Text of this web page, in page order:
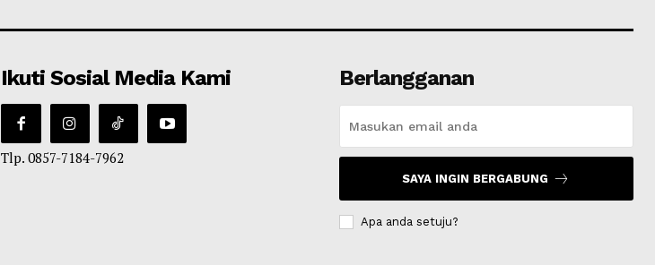
Ikuti Sosial Media Kami
Tlp. 0857-7184-7962
Berlangganan
SAYA INGIN BERGABUNG
Apa anda setuju?